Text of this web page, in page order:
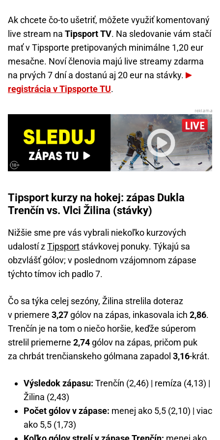
Ak chcete čo-to ušetriť, môžete využiť komentovaný
live stream na Tipsport TV. Na sledovanie vám stačí
mať v Tipsporte pretipovaných minimálne 1,20 eur
mesačne. Noví členovia majú live streamy zdarma
na prvých 7 dní a dostanú aj 20 eur na stávky.
registrácia v Tipsporte TU.
Tipsport kurzy na hokej: zápas Dukla
Trenčín vs. Vlci Žilina (stávky)
Nižšie sme pre vás vybrali niekoľko kurzových
udalostí zTipsport stávkovej ponuky. Týkajú sa
obzvlášť gólov; v poslednom vzájomnom zápase
týchto tímov ich padlo 7.
Čo sa týka celej sezóny, Žilina strelila doteraz
v priemere 3,27 gólov na zápas, inkasovala ich 2,86.
Trenčín je na tom o niečo horšie, keďže súperom
strelil priemerne 2,74 gólov na zápas, pričom puk
za chrbát trenčianskeho gólmana zapadol 3,16-krát.
Výsledok zápasu: Trenčín (2,46) | remíza (4,13) |
Žilina (2,43)
Počet gólov v zápase: menej ako 5,5 (2,10) | viac
ako 5,5 (1,73)